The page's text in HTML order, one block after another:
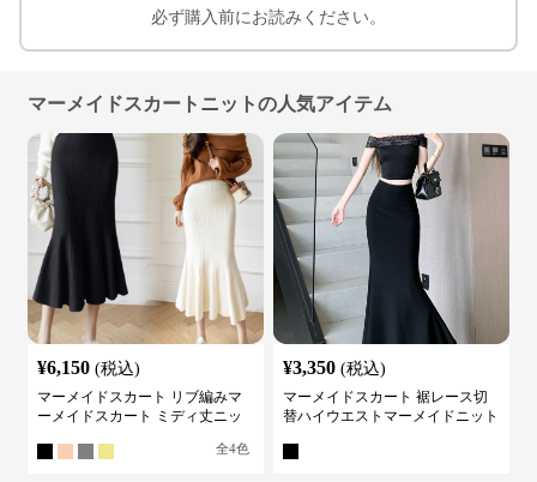
必ず購入前にお読みください。
マーメイドスカートニットの人気アイテム
¥6,150 (税込)
マーメイドスカート リブ編みマ
ーメイドスカート ミディ丈ニッ
全4色
¥3,350 (税込)
マーメイドスカート 裾レース切
替ハイウエストマーメイドニット